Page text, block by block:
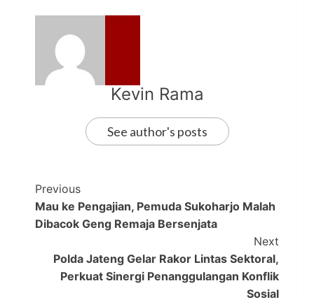
Kevin Rama
See author's posts
Previous
Mau ke Pengajian, Pemuda Sukoharjo Malah
Dibacok Geng Remaja Bersenjata
Next
Polda Jateng Gelar Rakor Lintas Sektoral,
Perkuat Sinergi Penanggulangan Konflik
Sosial